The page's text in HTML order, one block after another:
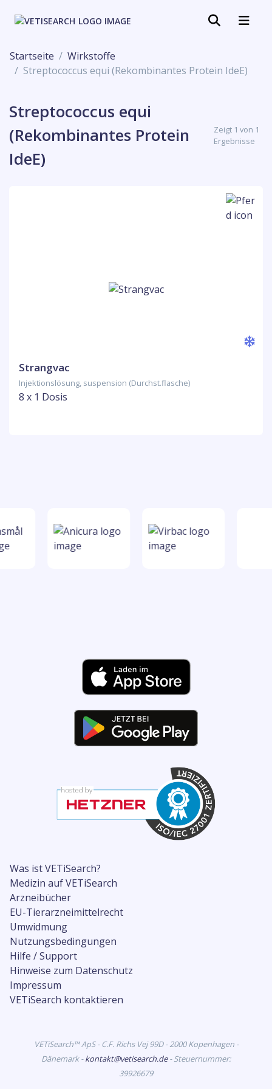
Startseite
Wirkstoffe
Streptococcus equi (Rekombinantes Protein IdeE)
Streptococcus equi
(Rekombinantes Protein
IdeE)
Zeigt 1 von 1
Ergebnisse
Strangvac
Injektionslösung, suspension (Durchst.flasche)
8 x 1 Dosis
Was ist VETiSearch?
Medizin auf VETiSearch
Arzneibücher
EU-Tierarzneimittelrecht
Umwidmung
Nutzungsbedingungen
Hilfe / Support
Hinweise zum Datenschutz
Impressum
VETiSearch kontaktieren
VETiSearch™ ApS - C.F. Richs Vej 99D - 2000 Kopenhagen -
Dänemark -kontakt@vetisearch.de- Steuernummer:
39926679